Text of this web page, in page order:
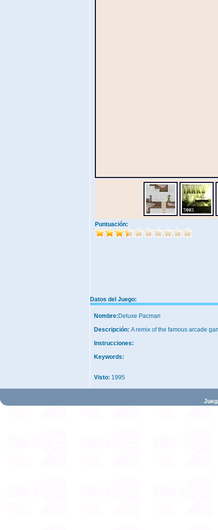
Puntuación:
Datos del Juego:
Nombre: Deluxe Pacman
Descripción: A remix of the famous arcade
Instrucciones:
Keywords:
Visto: 1995